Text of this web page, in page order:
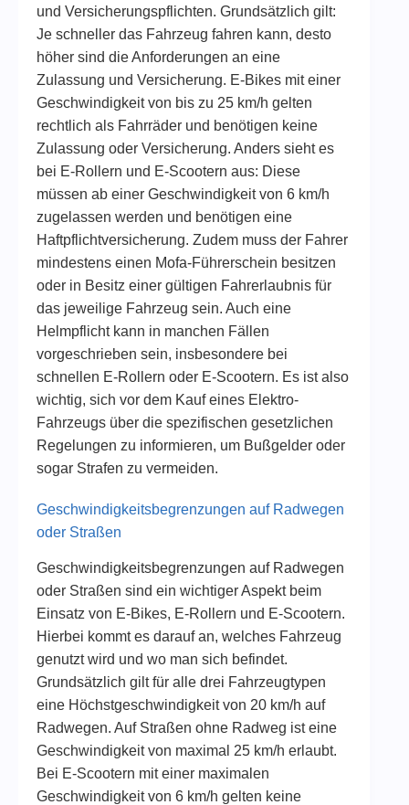
und Versicherungspflichten. Grundsätzlich gilt:
Je schneller das Fahrzeug fahren kann, desto
höher sind die Anforderungen an eine
Zulassung und Versicherung. E-Bikes mit einer
Geschwindigkeit von bis zu 25 km/h gelten
rechtlich als Fahrräder und benötigen keine
Zulassung oder Versicherung. Anders sieht es
bei E-Rollern und E-Scootern aus: Diese
müssen ab einer Geschwindigkeit von 6 km/h
zugelassen werden und benötigen eine
Haftpflichtversicherung. Zudem muss der Fahrer
mindestens einen Mofa-Führerschein besitzen
oder in Besitz einer gültigen Fahrerlaubnis für
das jeweilige Fahrzeug sein. Auch eine
Helmpflicht kann in manchen Fällen
vorgeschrieben sein, insbesondere bei
schnellen E-Rollern oder E-Scootern. Es ist also
wichtig, sich vor dem Kauf eines Elektro-
Fahrzeugs über die spezifischen gesetzlichen
Regelungen zu informieren, um Bußgelder oder
sogar Strafen zu vermeiden.
Geschwindigkeitsbegrenzungen auf Radwegen
oder Straßen
Geschwindigkeitsbegrenzungen auf Radwegen
oder Straßen sind ein wichtiger Aspekt beim
Einsatz von E-Bikes, E-Rollern und E-Scootern.
Hierbei kommt es darauf an, welches Fahrzeug
genutzt wird und wo man sich befindet.
Grundsätzlich gilt für alle drei Fahrzeugtypen
eine Höchstgeschwindigkeit von 20 km/h auf
Radwegen. Auf Straßen ohne Radweg ist eine
Geschwindigkeit von maximal 25 km/h erlaubt.
Bei E-Scootern mit einer maximalen
Geschwindigkeit von 6 km/h gelten keine